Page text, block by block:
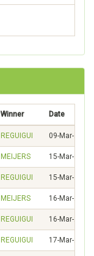
Winner Date
REGUIGUI 09-Mar-2023
MEIJERS 15-Mar-2023
REGUIGUI 15-Mar-2023
MEIJERS 16-Mar-2023
REGUIGUI 16-Mar-2023
REGUIGUI 17-Mar-2023